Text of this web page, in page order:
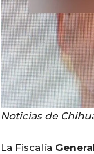
Noticias de
La Fiscalía